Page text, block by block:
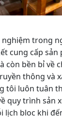
trong
cung cấp
còn bền bỉ về
thông và
tôi luôn tuân
quy trình sản
lịch bloc khi